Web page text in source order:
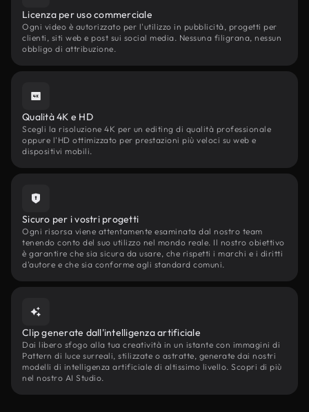
Licenza per uso commerciale
Ogni video è autorizzato per l'utilizzo in pubblicità, progetti per
clienti, siti web e post sui social media. Nessuna filigrana, nessun
obbligo di attribuzione.
Qualità 4K e HD
Scegli la risoluzione 4K per un editing di qualità professionale
oppure l'HD ottimizzato per prestazioni più veloci su web e
dispositivi mobili.
Sicuro per i vostri progetti
Ogni risorsa viene attentamente esaminata dal nostro team
tenendo conto del suo utilizzo nel mondo reale. Il nostro obiettivo
è garantire che sia sicura da usare, che rispetti i marchi e i diritti
d'autore e che sia conforme agli standard comuni.
Clip generate dall'intelligenza artificiale
Dai libero sfogo alla tua creatività in un istante con immagini di
Pattern di luce surreali, stilizzate o astratte, generate dai nostri
modelli di intelligenza artificiale di altissimo livello. Scopri di più
nel nostro AI Studio.